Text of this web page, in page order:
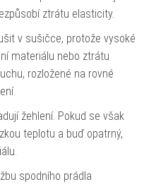
ztrátu elasticity.
v sušičce, protože vysoké
materiálu nebo ztrátu
rozložené na rovné
žehlení. Pokud se však
teplotu a buď opatrný,
spodního prádla